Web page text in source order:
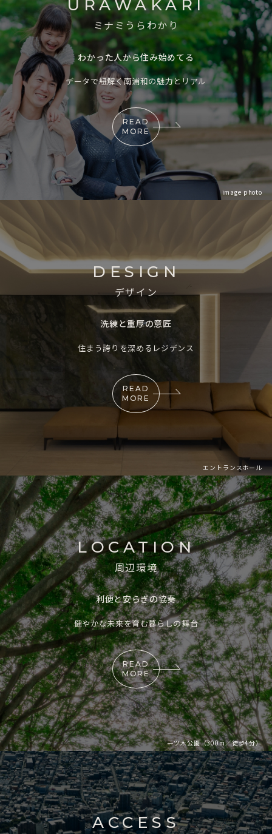
image photo
URAWAKARI
ミナミうらわかり
わかった人から住み始めてる
データで紐解く南浦和の魅力とリアル
READ
MORE
エントランスホール
DESIGN
デザイン
洗練と重厚の意匠
住まう誇りを深めるレジデンス
READ
MORE
一ツ木公園（300m／徒歩4分）
LOCATION
周辺環境
利便と安らぎの協奏
健やかな未来を育む暮らしの舞台
READ
MORE
ACCESS